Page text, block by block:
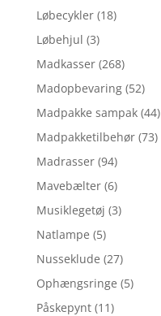
Løbecykler (18)
Løbehjul (3)
Madkasser (268)
Madopbevaring (52)
Madpakke sampak (44)
Madpakketilbehør (73)
Madrasser (94)
Mavebælter (6)
Musiklegetøj (3)
Natlampe (5)
Nusseklude (27)
Ophængsringe (5)
Påskepynt (11)